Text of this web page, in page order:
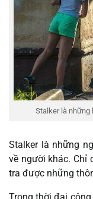
Stalker là những
Stalker là những
về người khác. Chỉ
tra được những
Trong thời đại